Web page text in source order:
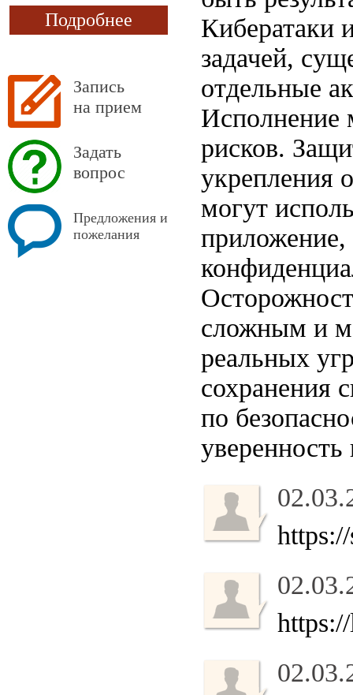
Подробнее
Запись
на прием
Задать
вопрос
Предложения и
пожелания
Кибератаки
задачей,
отдельные
Исполнение
рисков.
укрепления
могут
приложение,
сложным и
реальных
сохранения
по